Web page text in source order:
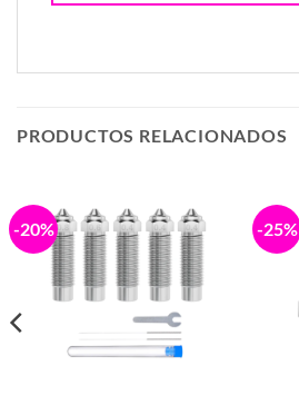
PRODUCTOS RELACIONADOS
-20% -25%